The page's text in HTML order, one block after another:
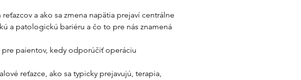
a ako sa zmena napätia prejaví centrálne
a patologickú bariéru a čo to pre nás znamená
pre paientov, kedy odporúčiť operáciu
reťazce, ako sa typicky prejavujú, terapia,